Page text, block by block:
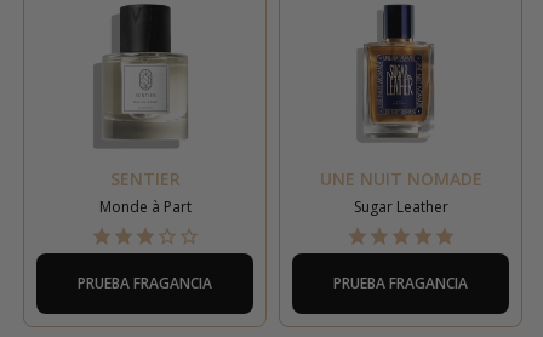
SENTIER
Monde à Part
PRUEBA FRAGANCIA
UNE NUIT NOMADE
Sugar Leather
PRUEBA FRAGANCIA